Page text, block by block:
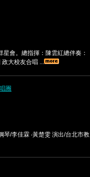
會。總指揮：陳雲紅總伴奏：
大校友合唱 ...
團
琴/李佳霖 ‧黃楚雯 演出/台北市教